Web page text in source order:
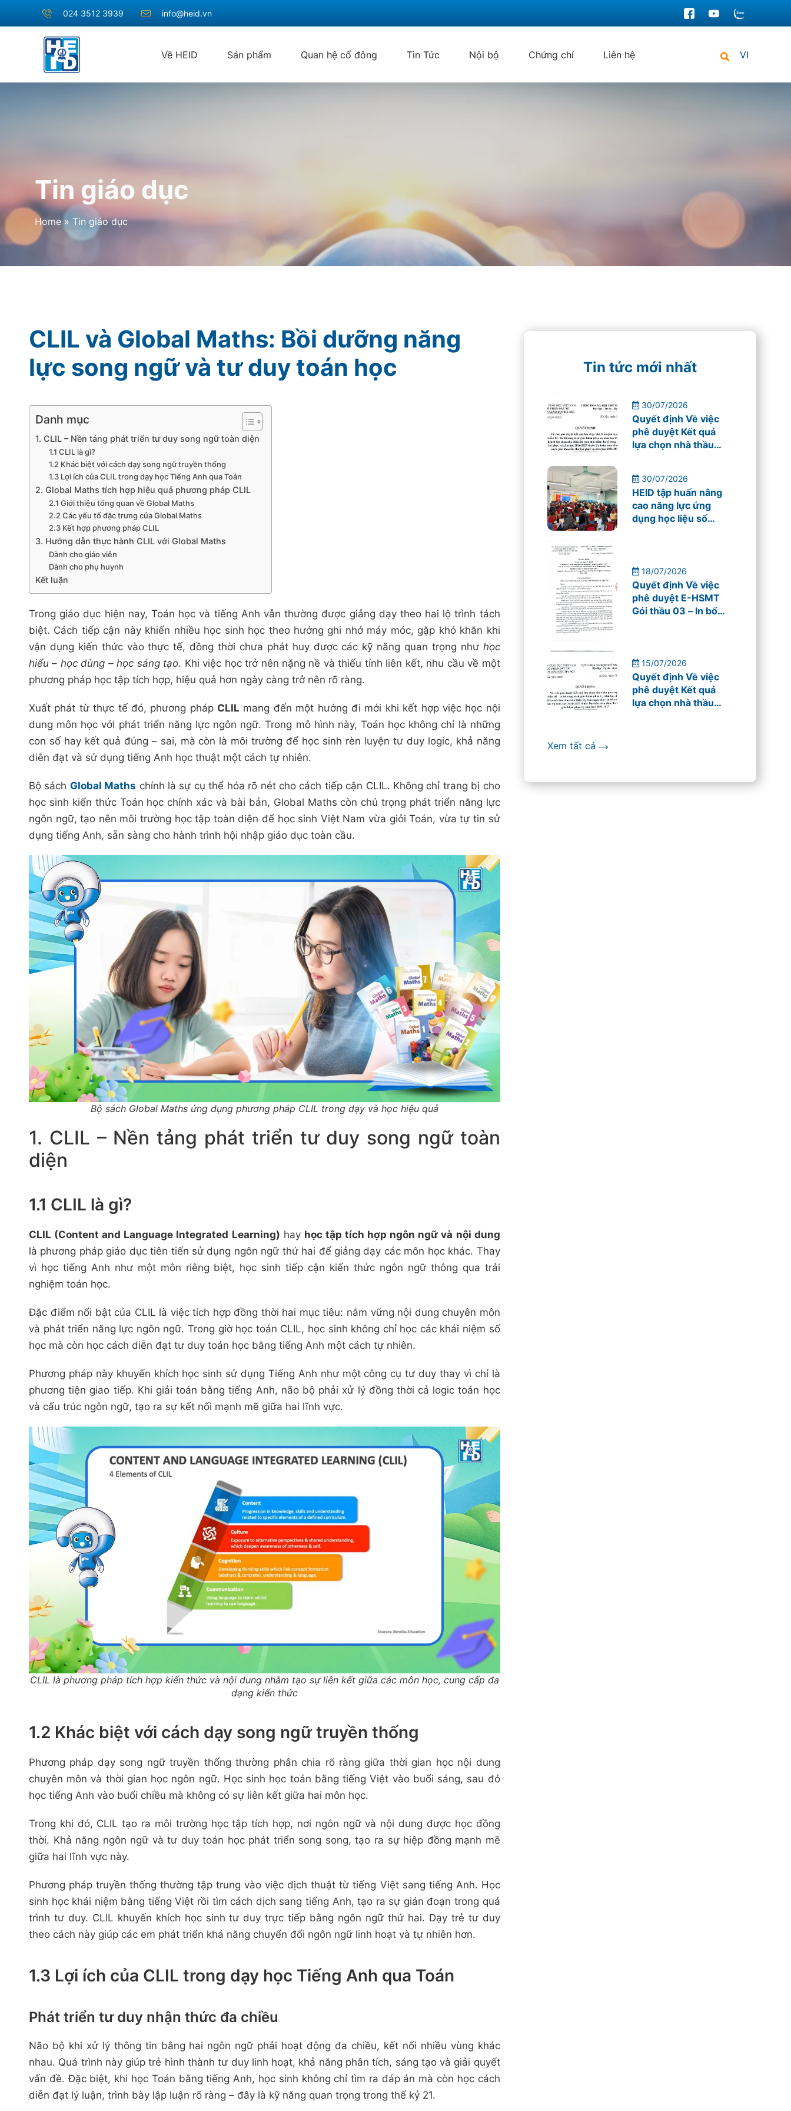
024 3512 3939 info@heid.vn
Về HEID Sản phẩm Quan hệ cổ đông Tin Tức Nội bộ Chứng chỉ Liên hệ VI
Tin giáo dục
Home » Tin giáo dục
CLIL và Global Maths: Bồi dưỡng năng
lực song ngữ và tư duy toán học
Danh mục
1. CLIL – Nền tảng phát triển tư duy song ngữ toàn diện
1.1 CLIL là gì?
1.2 Khác biệt với cách dạy song ngữ truyền thống
1.3 Lợi ích của CLIL trong dạy học Tiếng Anh qua Toán
2. Global Maths tích hợp hiệu quả phương pháp CLIL
2.1 Giới thiệu tổng quan về Global Maths
2.2 Các yếu tố đặc trưng của Global Maths
2.3 Kết hợp phương pháp CLIL
3. Hướng dẫn thực hành CLIL với Global Maths
Dành cho giáo viên
Dành cho phụ huynh
Kết luận
Trong giáo dục hiện nay, Toán học và tiếng Anh vẫn thường được giảng dạy theo hai lộ trình tách
biệt. Cách tiếp cận này khiến nhiều học sinh học theo hướng ghi nhớ máy móc, gặp khó khăn khi
vận dụng kiến thức vào thực tế, đồng thời chưa phát huy được các kỹ năng quan trọng như học
hiểu – học dùng – học sáng tạo. Khi việc học trở nên nặng nề và thiếu tính liên kết, nhu cầu về một
phương pháp học tập tích hợp, hiệu quả hơn ngày càng trở nên rõ ràng.
Xuất phát từ thực tế đó, phương pháp CLIL mang đến một hướng đi mới khi kết hợp việc học nội
dung môn học với phát triển năng lực ngôn ngữ. Trong mô hình này, Toán học không chỉ là những
con số hay kết quả đúng – sai, mà còn là môi trường để học sinh rèn luyện tư duy logic, khả năng
diễn đạt và sử dụng tiếng Anh học thuật một cách tự nhiên.
Bộ sách Global Maths chính là sự cụ thể hóa rõ nét cho cách tiếp cận CLIL. Không chỉ trang bị cho
học sinh kiến thức Toán học chính xác và bài bản, Global Maths còn chú trọng phát triển năng lực
ngôn ngữ, tạo nên môi trường học tập toàn diện để học sinh Việt Nam vừa giỏi Toán, vừa tự tin sử
dụng tiếng Anh, sẵn sàng cho hành trình hội nhập giáo dục toàn cầu.
Bộ sách Global Maths ứng dụng phương pháp CLIL trong dạy và học hiệu quả
1. CLIL – Nền tảng phát triển tư duy song ngữ toàn
diện
1.1 CLIL là gì?
CLIL (Content and Language Integrated Learning) hay học tập tích hợp ngôn ngữ và nội dung
là phương pháp giáo dục tiên tiến sử dụng ngôn ngữ thứ hai để giảng dạy các môn học khác. Thay
vì học tiếng Anh như một môn riêng biệt, học sinh tiếp cận kiến thức ngôn ngữ thông qua trải
nghiệm toán học.
Đặc điểm nổi bật của CLIL là việc tích hợp đồng thời hai mục tiêu: nắm vững nội dung chuyên môn
và phát triển năng lực ngôn ngữ. Trong giờ học toán CLIL, học sinh không chỉ học các khái niệm số
học mà còn học cách diễn đạt tư duy toán học bằng tiếng Anh một cách tự nhiên.
Phương pháp này khuyến khích học sinh sử dụng Tiếng Anh như một công cụ tư duy thay vì chỉ là
phương tiện giao tiếp. Khi giải toán bằng tiếng Anh, não bộ phải xử lý đồng thời cả logic toán học
và cấu trúc ngôn ngữ, tạo ra sự kết nối mạnh mẽ giữa hai lĩnh vực.
CLIL là phương pháp tích hợp kiến thức và nội dung nhằm tạo sự liên kết giữa các môn học, cung cấp đa
dạng kiến thức
1.2 Khác biệt với cách dạy song ngữ truyền thống
Phương pháp dạy song ngữ truyền thống thường phân chia rõ ràng giữa thời gian học nội dung
chuyên môn và thời gian học ngôn ngữ. Học sinh học toán bằng tiếng Việt vào buổi sáng, sau đó
học tiếng Anh vào buổi chiều mà không có sự liên kết giữa hai môn học.
Trong khi đó, CLIL tạo ra môi trường học tập tích hợp, nơi ngôn ngữ và nội dung được học đồng
thời. Khả năng ngôn ngữ và tư duy toán học phát triển song song, tạo ra sự hiệp đồng mạnh mẽ
giữa hai lĩnh vực này.
Phương pháp truyền thống thường tập trung vào việc dịch thuật từ tiếng Việt sang tiếng Anh. Học
sinh học khái niệm bằng tiếng Việt rồi tìm cách dịch sang tiếng Anh, tạo ra sự gián đoạn trong quá
trình tư duy. CLIL khuyến khích học sinh tư duy trực tiếp bằng ngôn ngữ thứ hai. Dạy trẻ tư duy
theo cách này giúp các em phát triển khả năng chuyển đổi ngôn ngữ linh hoạt và tự nhiên hơn.
1.3 Lợi ích của CLIL trong dạy học Tiếng Anh qua Toán
Phát triển tư duy nhận thức đa chiều
Não bộ khi xử lý thông tin bằng hai ngôn ngữ phải hoạt động đa chiều, kết nối nhiều vùng khác
nhau. Quá trình này giúp trẻ hình thành tư duy linh hoạt, khả năng phân tích, sáng tạo và giải quyết
vấn đề. Đặc biệt, khi học Toán bằng tiếng Anh, học sinh không chỉ tìm ra đáp án mà còn học cách
diễn đạt lý luận, trình bày lập luận rõ ràng – đây là kỹ năng quan trọng trong thế kỷ 21.
Tin tức mới nhất
Quyết định Về việc
phê duyệt Kết quả
lựa chọn nhà thầu
giáo khoa phục vụ
năm học 2026-
2027
30/07/2026
HEID tập huấn nâng
cao năng lực ứng
dụng học liệu số
30/07/2026
Quyết định Về việc
phê duyệt E-HSMT
Gói thầu 03 – In bố
18/07/2026
Quyết định Về việc
phê duyệt Kết quả
lựa chọn nhà thầu
15/07/2026
Xem tất cả